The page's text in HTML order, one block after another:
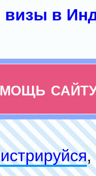
визы в
,